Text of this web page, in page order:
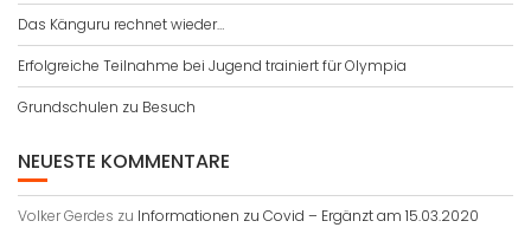
Das Känguru rechnet wieder…
Erfolgreiche Teilnahme bei Jugend trainiert für Olympia
Grundschulen zu Besuch
NEUESTE KOMMENTARE
Volker Gerdes zu Informationen zu Covid – Ergänzt am 15.03.2020